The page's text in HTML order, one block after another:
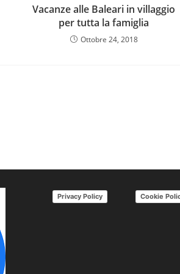
Vacanze alle Baleari in villaggio
per tutta la famiglia
Ottobre 24, 2018
Privacy Policy Cookie